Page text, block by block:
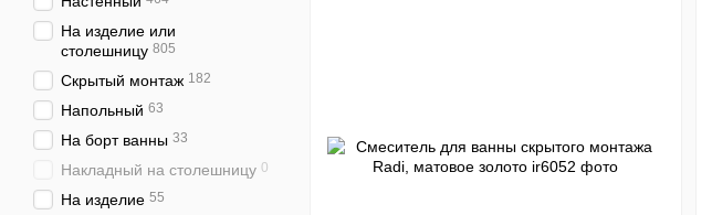
На изделие или
столешницу 805
Скрытый монтаж 182
Напольный 63
На борт ванны 33
Накладный на столешницу 0
На изделие 55